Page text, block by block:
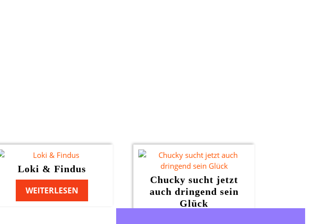
Loki & Findus
WEITERLESEN
Chucky sucht jetzt
auch dringend sein
Glück